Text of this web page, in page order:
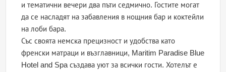
и тематични вечери два пъти седмично. Гостите могат
да се насладят на забавления в нощния бар и коктейли
на лоби бара.
Със своята немска прецизност и удобства като
френски матраци и възглавници, Maritim Paradise Blue
Hotel and Spa създава уют за всички гости. Хотелът е